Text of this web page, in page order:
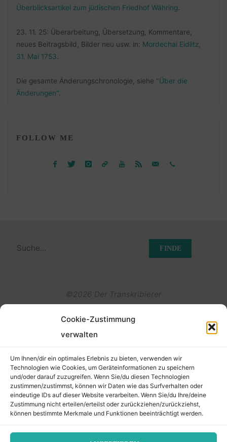
Cookie-Zustimmung
verwalten
Um Ihnen/dir ein optimales Erlebnis zu bieten, verwenden wir
Technologien wie Cookies, um Geräteinformationen zu speichern
und/oder darauf zuzugreifen. Wenn Sie/du diesen Technologien
zustimmen/zustimmst, können wir Daten wie das Surfverhalten oder
eindeutige IDs auf dieser Website verarbeiten. Wenn Sie/du Ihre/deine
Zustimmung nicht erteilen/erteilst oder zurückziehen/zurückziehst,
können bestimmte Merkmale und Funktionen beeinträchtigt werden.
Überblicksartikel zum jüdischen Friedhof Währing
23. 11. 25: Überarbeitung, Übersetzung, Kommentare,
neues Beitragsbild, Bilder neu usw. in: Mordechai Eidlitz,
31. Mai 1753
Die gesamte Änderungschronologie, siehe "Über die
Änderungen".
FOLLOW ME
Suchen
©2026 Der Transkribierer
Datenschutz
Cookie-Richtlinie (EU)
to
Top